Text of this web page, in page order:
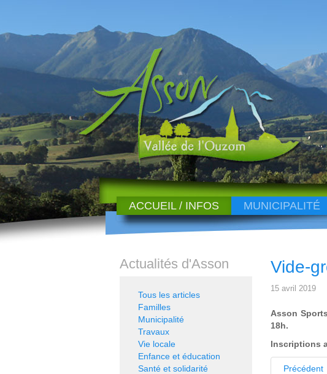
ACCUEIL / INFOS MUNICIPALITÉ
Vide-
15 avril 2019
Asson
18h.
Inscriptions
Précédent
Actualités d'Asson
Tous les articles
Familles
Municipalité
Travaux
Vie locale
Enfance et éducation
Santé et solidarité